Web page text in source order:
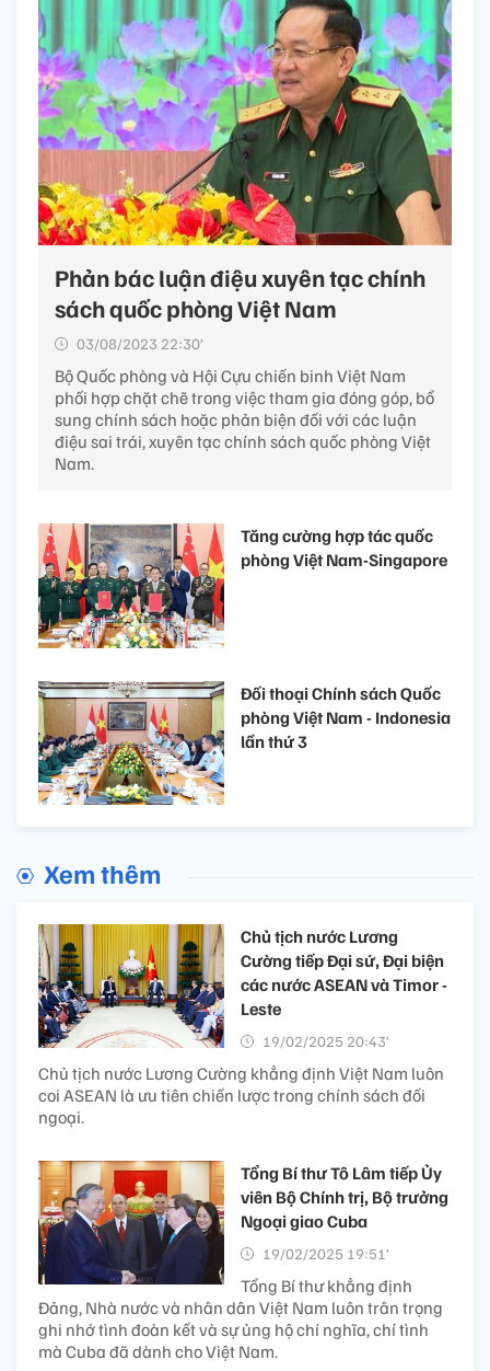
Phản bác luận điệu xuyên tạc chính
sách quốc phòng Việt Nam
03/08/2023 22:30’
Bộ Quốc phòng và Hội Cựu chiến binh Việt Nam
phối hợp chặt chẽ trong việc tham gia đóng góp, bổ
sung chính sách hoặc phản biện đối với các luận
điệu sai trái, xuyên tạc chính sách quốc phòng Việt
Nam.
Tăng cường hợp tác quốc
phòng Việt Nam-Singapore
Đối thoại Chính sách Quốc
phòng Việt Nam - Indonesia
lần thứ 3
Xem thêm
Chủ tịch nước Lương
Cường tiếp Đại sứ, Đại biện
các nước ASEAN và Timor -
Leste
19/02/2025 20:43’
Chủ tịch nước Lương Cường khẳng định Việt Nam luôn
coi ASEAN là ưu tiên chiến lược trong chính sách đối
ngoại.
Tổng Bí thư Tô Lâm tiếp Ủy
viên Bộ Chính trị, Bộ trưởng
Ngoại giao Cuba
19/02/2025 19:51’
Tổng Bí thư khẳng định
Đảng, Nhà nước và nhân dân Việt Nam luôn trân trọng
ghi nhớ tình đoàn kết và sự ủng hộ chí nghĩa, chí tình
mà Cuba đã dành cho Việt Nam.